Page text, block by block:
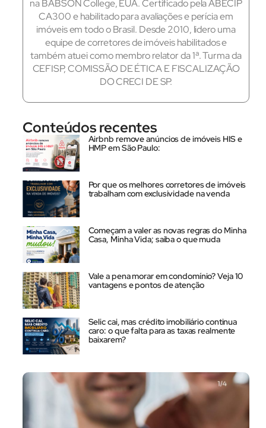
na BABSON College, EUA. Certificado pela ABECIP
CA300 e habilitado para avaliações e perícia em
imóveis em todo o Brasil. Desde 2010, lidero uma
equipe de corretores de imóveis habilitados e
também atuei como membro relator da 1ª. Turma da
CEFISP, COMISSÃO DE ÉTICA E FISCALIZAÇÃO
DO CRECI DE SP.
Conteúdos recentes
Airbnb remove anúncios de imóveis HIS e
HMP em São Paulo:
Por que os melhores corretores de imóveis
trabalham com exclusividade na venda
Começam a valer as novas regras do Minha
Casa, Minha Vida; saiba o que muda
Vale a pena morar em condomínio? Veja 10
vantagens e pontos de atenção
Selic cai, mas crédito imobiliário continua
caro: o que falta para as taxas realmente
baixarem?